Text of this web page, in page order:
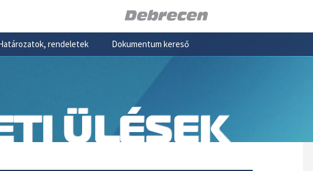
rendeletek Dokumentum kereső
ÜLÉSEK